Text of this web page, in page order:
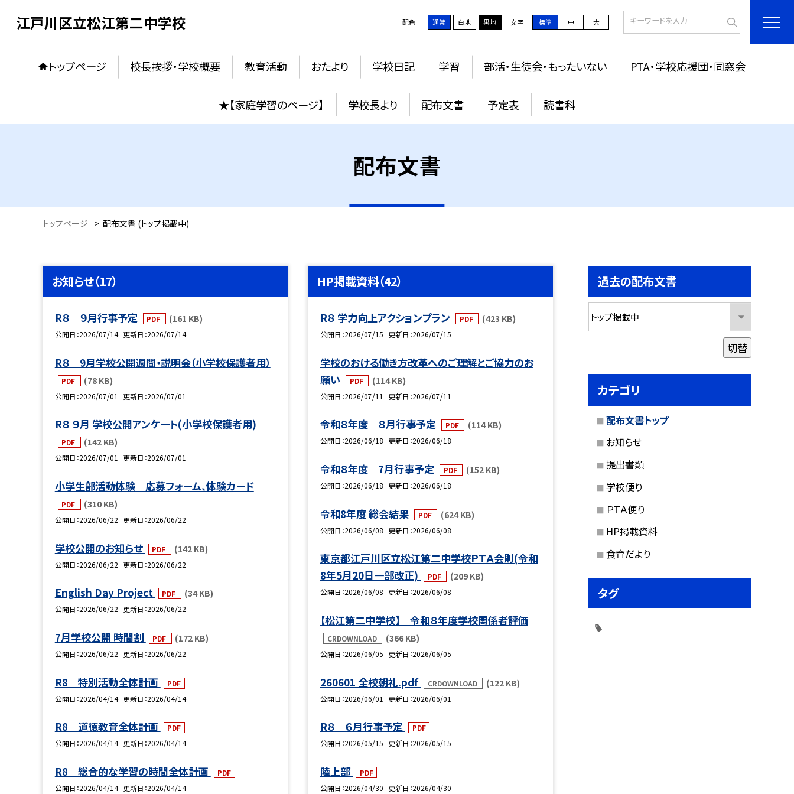
江戸川区立松江第二中学校 配色 通常 白地 黒地 文字 標準 中 大
トップページ 校長挨拶・学校概要 教育活動 おたより 学校日記 学習 部活・生徒会・もったいない PTA・学校応援団・同窓会
★【家庭学習のページ】 学校長より 配布文書 予定表 読書科
配布文書
トップページ > 配布文書 (トップ掲載中)
お知らせ（17）
R８ ９月行事予定 PDF (161 KB)
公開日 2026/07/14 更新日 2026/07/14
R８ 9月学校公開週間・説明会（小学校保護者用）
PDF (78 KB)
公開日 2026/07/01 更新日 2026/07/01
R８ ９月 学校公開アンケート(小学校保護者用)
PDF (142 KB)
公開日 2026/07/01 更新日 2026/07/01
小学生部活動体験 応募フォーム、体験カード
PDF (310 KB)
公開日 2026/06/22 更新日 2026/06/22
学校公開のお知らせ PDF (142 KB)
公開日 2026/06/22 更新日 2026/06/22
English Day Project PDF (34 KB)
公開日 2026/06/22 更新日 2026/06/22
7月学校公開 時間割 PDF (172 KB)
公開日 2026/06/22 更新日 2026/06/22
R8 特別活動全体計画
PDF
公開日 2026/04/14 更新日 2026/04/14
R8 道徳教育全体計画
PDF
公開日 2026/04/14 更新日 2026/04/14
R8 総合的な学習の時間全体計画
PDF
公開日 2026/04/14 更新日 2026/04/14
HP掲載資料（42）
R８ 学力向上アクションプラン PDF (423 KB)
公開日 2026/07/15 更新日 2026/07/15
学校のおける働き方改革へのご理解とご協力のお
願い
PDF (114 KB)
公開日 2026/07/11 更新日 2026/07/11
令和８年度 ８月行事予定 PDF (114 KB)
公開日 2026/06/18 更新日 2026/06/18
令和８年度 7月行事予定 PDF (152 KB)
公開日 2026/06/18 更新日 2026/06/18
令和8年度 総会結果 PDF (624 KB)
公開日 2026/06/08 更新日 2026/06/08
東京都江戸川区立松江第二中学校ＰＴＡ会則(令和
8年5月20日一部改正)
PDF (209 KB)
公開日 2026/06/08 更新日 2026/06/08
【松江第二中学校】 令和８年度学校関係者評価
CRDOWNLOAD (366 KB)
公開日 2026/06/05 更新日 2026/06/05
260601 全校朝礼.pdf CRDOWNLOAD (122 KB)
公開日 2026/06/01 更新日 2026/06/01
R８ ６月行事予定
PDF
公開日 2026/05/15 更新日 2026/05/15
陸上部
PDF
公開日 2026/04/30 更新日 2026/04/30
過去の配布文書
切替
カテゴリ
配布文書トップ
お知らせ
提出書類
学校便り
ＰＴＡ便り
HP掲載資料
食育だより
タグ